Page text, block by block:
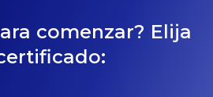
comenzar? Elija